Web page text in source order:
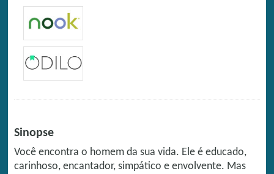
Sinopse
Você encontra o homem da sua vida. Ele é educado,
carinhoso, encantador, simpático e envolvente. Mas